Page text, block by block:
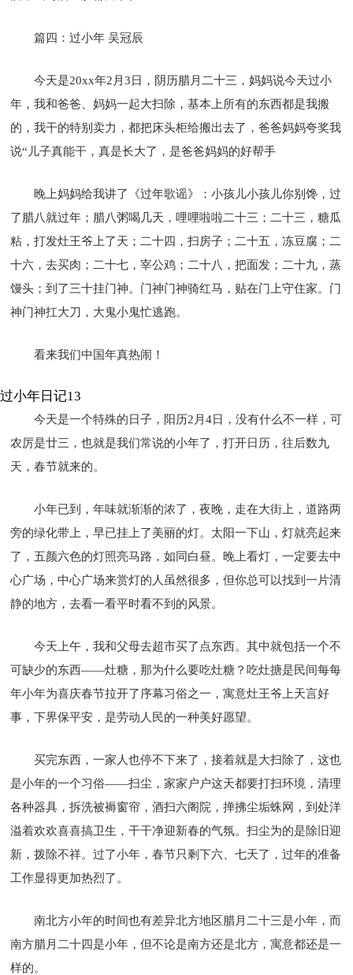
篇四：过小年 吴冠辰
今天是20xx年2月3日，阴历腊月二十三，妈妈说今天过小
年，我和爸爸、妈妈一起大扫除，基本上所有的东西都是我搬
的，我干的特别卖力，都把床头柜给搬出去了，爸爸妈妈夸奖我
说“儿子真能干，真是长大了，是爸爸妈妈的好帮手
晚上妈妈给我讲了《过年歌谣》：小孩儿小孩儿你别馋，过
了腊八就过年；腊八粥喝几天，哩哩啦啦二十三；二十三，糖瓜
粘，打发灶王爷上了天；二十四，扫房子；二十五，冻豆腐；二
十六，去买肉；二十七，宰公鸡；二十八，把面发；二十九，蒸
馒头；到了三十挂门神。门神门神骑红马，贴在门上守住家。门
神门神扛大刀，大鬼小鬼忙逃跑。
看来我们中国年真热闹！
过小年日记13
今天是一个特殊的日子，阳历2月4日，没有什么不一样，可
农厉是廿三，也就是我们常说的小年了，打开日历，往后数九
天，春节就来的。
小年已到，年味就渐渐的浓了，夜晚，走在大街上，道路两
旁的绿化带上，早已挂上了美丽的灯。太阳一下山，灯就亮起来
了，五颜六色的灯照亮马路，如同白昼。晚上看灯，一定要去中
心广场，中心广场来赏灯的人虽然很多，但你总可以找到一片清
静的地方，去看一看平时看不到的风景。
今天上午，我和父母去超市买了点东西。其中就包括一个不
可缺少的东西——灶糖，那为什么要吃灶糖？吃灶搪是民间每每
年小年为喜庆春节拉开了序幕习俗之一，寓意灶王爷上天言好
事，下界保平安，是劳动人民的一种美好愿望。
买完东西，一家人也停不下来了，接着就是大扫除了，这也
是小年的一个习俗——扫尘，家家户户这天都要打扫环境，清理
各种器具，拆洗被褥窗帘，酒扫六阁院，掸拂尘垢蛛网，到处洋
溢着欢欢喜喜搞卫生，干干净迎新春的气氛。扫尘为的是除旧迎
新，拨除不祥。过了小年，春节只剩下六、七天了，过年的准备
工作显得更加热烈了。
南北方小年的时间也有差异北方地区腊月二十三是小年，而
南方腊月二十四是小年，但不论是南方还是北方，寓意都还是一
样的。